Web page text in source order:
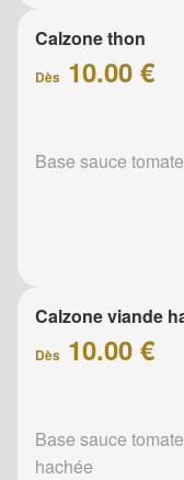
Calzone thon
Dès 10.00 €
Base sauce
Calzone viande
Dès 10.00 €
Base sauce
hachée